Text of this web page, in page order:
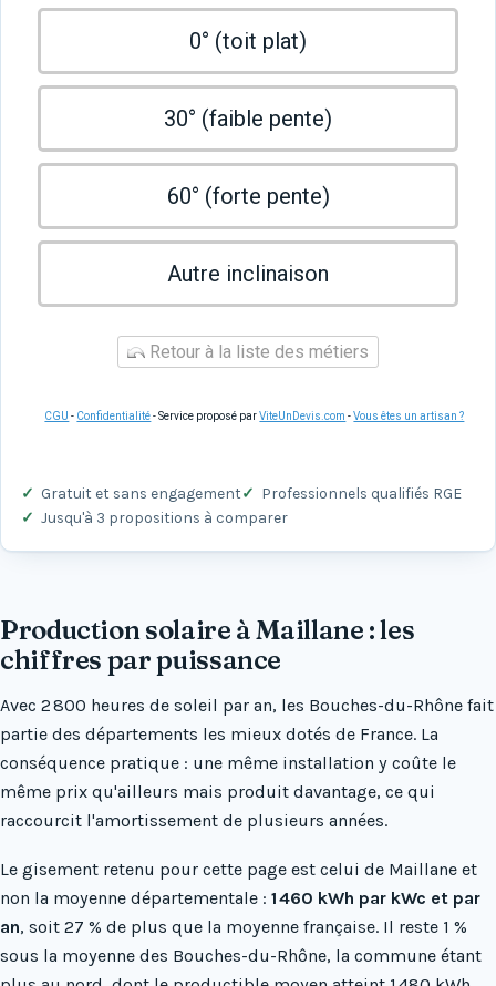
0° (toit plat)
30° (faible pente)
60° (forte pente)
Autre inclinaison
Retour à la liste des métiers
CGU - Confidentialité- Service proposé parViteUnDevis.com -Vous êtes un artisan ?
Gratuit et sans engagement
Professionnels qualifiés RGE
Jusqu'à 3 propositions à comparer
Production solaire à Maillane : les
chiffres par puissance
Avec 2 800 heures de soleil par an, les Bouches-du-Rhône fait
partie des départements les mieux dotés de France. La
conséquence pratique : une même installation y coûte le
même prix qu'ailleurs mais produit davantage, ce qui
raccourcit l'amortissement de plusieurs années.
Le gisement retenu pour cette page est celui de Maillane et
non la moyenne départementale : 1 460 kWh par kWc et par
an, soit 27 % de plus que la moyenne française. Il reste 1 %
sous la moyenne des Bouches-du-Rhône, la commune étant